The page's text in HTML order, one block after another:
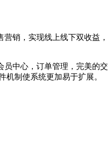
营销，实现线上线下双收益，
员中心，订单管理，完美的交
制使系统更加易于扩展。